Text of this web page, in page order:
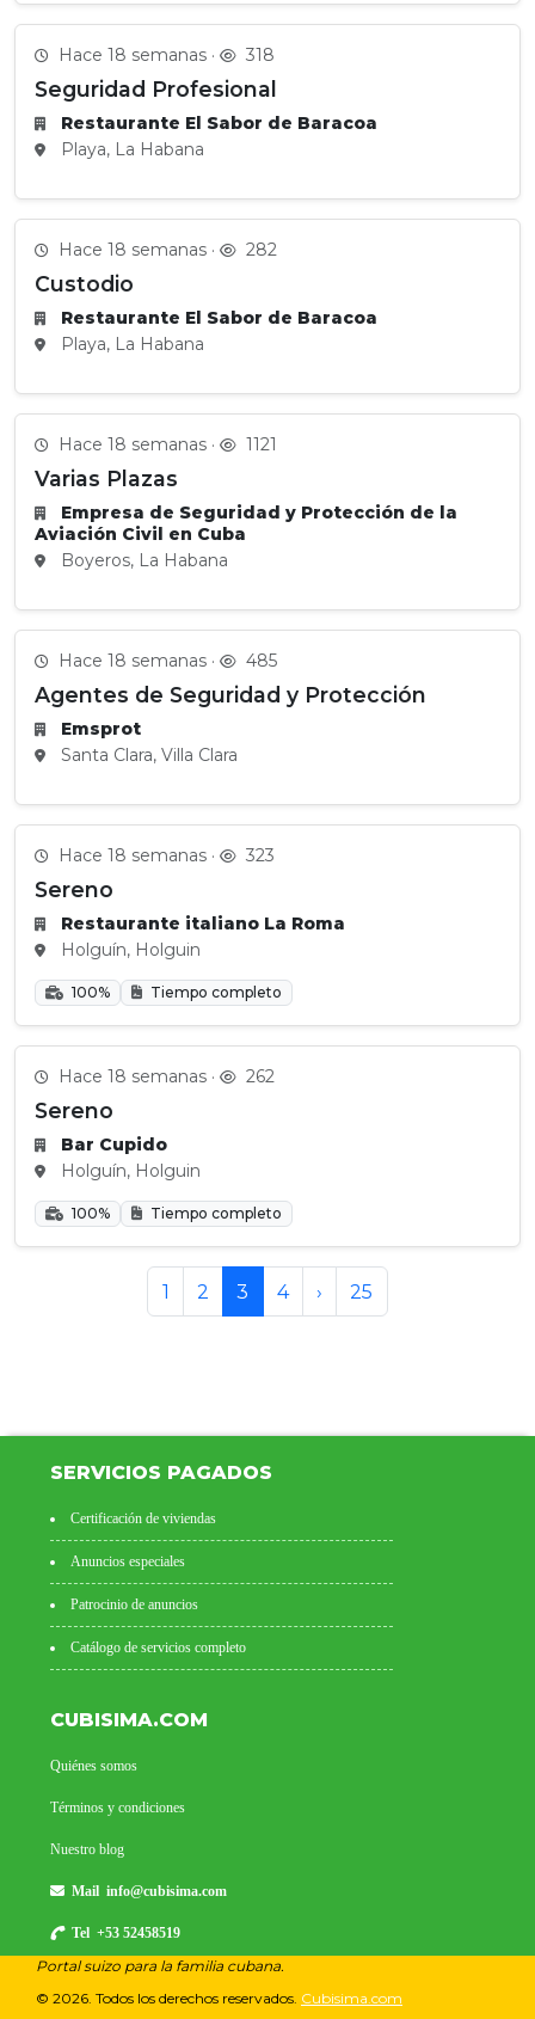
Hace 18 semanas · 318
Seguridad Profesional
Restaurante El Sabor de Baracoa
Playa, La Habana
Hace 18 semanas · 282
Custodio
Restaurante El Sabor de Baracoa
Playa, La Habana
Hace 18 semanas · 1121
Varias Plazas
Empresa de Seguridad y Protección de la
Aviación Civil en Cuba
Boyeros, La Habana
Hace 18 semanas · 485
Agentes de Seguridad y Protección
Emsprot
Santa Clara, Villa Clara
Hace 18 semanas · 323
Sereno
Restaurante italiano La Roma
Holguín, Holguin
100% Tiempo completo
Hace 18 semanas · 262
Sereno
Bar Cupido
Holguín, Holguin
100% Tiempo completo
1 2 3 4 › 25
SERVICIOS PAGADOS
Certificación de viviendas
Anuncios especiales
Patrocinio de anuncios
Catálogo de servicios completo
CUBISIMA.COM
Quiénes somos
Términos y condiciones
Nuestro blog
Mail info@cubisima.com
Tel +53 52458519
Portal suizo para la familia cubana.
© 2026. Todos los derechos reservados. Cubisima.com